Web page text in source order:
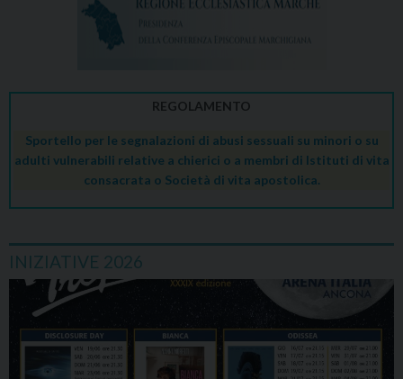
REGOLAMENTO
Sportello per le segnalazioni di abusi sessuali su minori o su
adulti vulnerabili relative a chierici o a membri di Istituti di vita
consacrata o Società di vita apostolica.
INIZIATIVE 2026